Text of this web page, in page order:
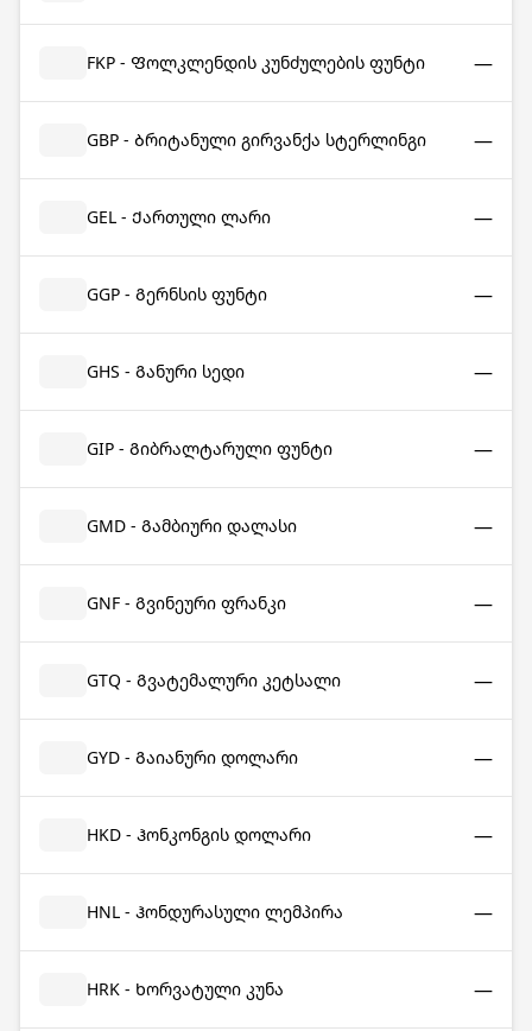
FKP - Ფოლკლენდის კუნძულების ფუნტი —
GBP - Ბრიტანული გირვანქა სტერლინგი —
GEL - Ქართული ლარი —
GGP - Გერნსის ფუნტი —
GHS - Განური სედი —
GIP - Გიბრალტარული ფუნტი —
GMD - Გამბიური დალასი —
GNF - Გვინეური ფრანკი —
GTQ - Გვატემალური კეტსალი —
GYD - Გაიანური დოლარი —
HKD - Ჰონკონგის დოლარი —
HNL - Ჰონდურასული ლემპირა —
HRK - Ხორვატული კუნა —